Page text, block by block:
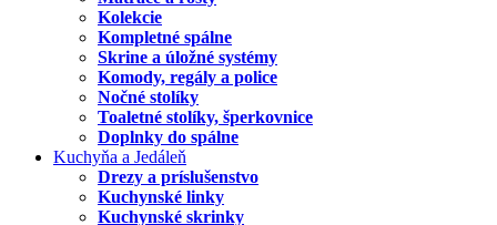
Kolekcie
Kompletné spálne
Skrine a úložné systémy
Komody, regály a police
Nočné stolíky
Toaletné stolíky, šperkovnice
Doplnky do spálne
Kuchyňa a Jedáleň
Drezy a príslušenstvo
Kuchynské linky
Kuchynské skrinky